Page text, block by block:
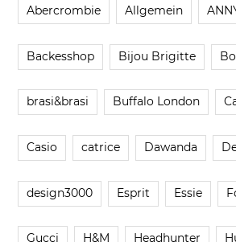
Abercrombie Allgemein
Backesshop Bijou Brigitte
brasi&brasi Buffalo London
Casio catrice Dawanda
design3000 Esprit Essie
Gucci H&M Headhunter